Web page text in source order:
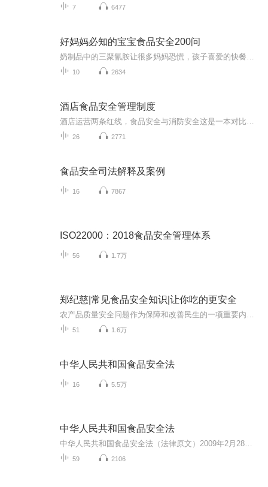
7 6477
好妈妈必知的宝宝食品安全200问
10 2634
酒店食品安全管理制度
26 2771
食品安全司法解释及案例
16 7867
ISO22000：2018食品安全管理体系
56 1.7万
郑纪慈|常见食品安全知识|让你吃的更安全
51 1.6万
中华人民共和国食品安全法
16 5.5万
中华人民共和国食品安全法
59 2106